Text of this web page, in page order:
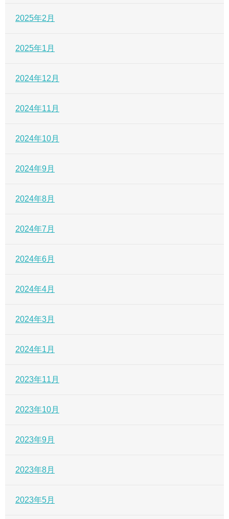
2025年2月
2025年1月
2024年12月
2024年11月
2024年10月
2024年9月
2024年8月
2024年7月
2024年6月
2024年4月
2024年3月
2024年1月
2023年11月
2023年10月
2023年9月
2023年8月
2023年5月